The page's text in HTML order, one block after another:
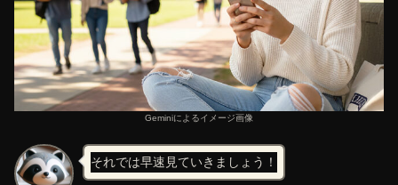
Geminiによるイメージ画像
それでは早速見ていきましょう！